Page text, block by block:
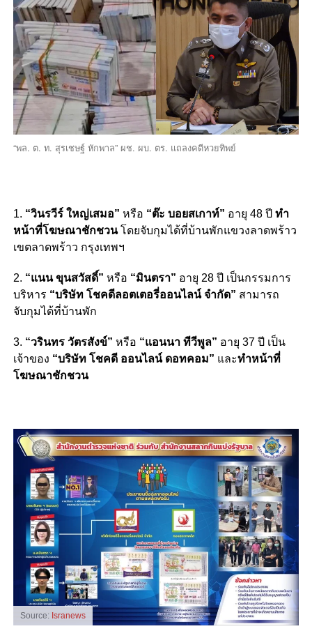
“พล. ต. ท. สุรเชษฐ์ หักพาล” ผช. ผบ. ตร. แถลงคดีหวยทิพย์
1. “วินรวีร์ ใหญ่เสมอ” หรือ “ต๊ะ บอยสเกาท์” อายุ 48 ปี ทำ
หน้าที่โฆษณาชักชวนโดยจับกุมได้ที่บ้านพักแขวงลาดพร้าว
เขตลาดพร้าว กรุงเทพฯ
2. “แนน ขุนสวัสดิ์” หรือ “มินตรา” อายุ 28 ปี เป็นกรรมการ
บริหาร “บริษัท โชคดีลอตเตอรี่ออนไลน์ จำกัด” สามารถ
จับกุมได้ที่บ้านพัก
3. “วรินทร วัตรสังข์” หรือ “แอนนา ทีวีพูล” อายุ 37 ปี เป็น
เจ้าของ “บริษัท โชคดี ออนไลน์ ดอทคอม” และทำหน้าที่
โฆษณาชักชวน
Source: Isranews